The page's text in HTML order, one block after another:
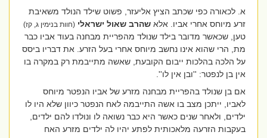
א. לכאורה כפי שכתב הציץ אליעזר, פשוט שילד הנולד משאיבת
זרע מיוחס אחרי אביו. אלאשהרב שאול ישראלי (חוות בנימין ג, קז)
טען, שכאשר מדובר בילד שנולד מהפריית מבחנה בעוד אביו כבר
מת, הרי שהוא אינו נחשב מיוחס אחרי בעל הזרע. את דבריו ביסס
על הלכה בהלכות ייבום הקובעת, שאשה מתייבמת רק במקרה בו
אין בן לנפטר: ''ובן אין לו''.
אם בן שנולד בהפריית מבחנה מזרע של אביו הנפטר מיוחס
לאביו, ייתכן מצב בו אשה התייבמה לאח הנפטר כיוון שלא היו לו
ילדים, ולאחר שנים כאשר היא כבר נשואה לו ונולדו להם ילדים,
בעקבות הזרעה מלאכותית לפתע יהיו לה ילדים מזרע האח